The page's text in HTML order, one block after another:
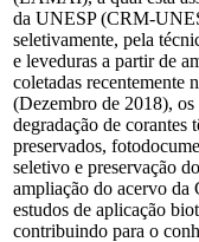
da UNESP (CRM-
seletivamente, pela
e leveduras a partir de
coletadas
(Dezembro de 2018),
degradação de corantes
preservados,
seletivo e preservação
ampliação do acervo
estudos de aplicação
contribuindo para o